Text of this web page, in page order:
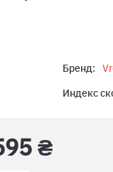
Бренд:
Индекс
₴